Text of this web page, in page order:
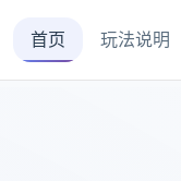
首页 玩法说明